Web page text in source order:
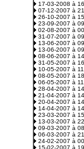
17-03-2008 à
07-12-2007 à
26-10-2007 à
23-09-2007 à
02-08-2007 à
31-07-2007 à
13-06-2007 à
13-06-2007 à
08-06-2007 à
31-05-2007 à
10-05-2007 à
08-05-2007 à
06-05-2007 à
28-04-2007 à
21-04-2007 à
20-04-2007 à
14-04-2007 à
23-03-2007 à
13-03-2007 à
09-03-2007 à
06-03-2007 à
24-02-2007 à
15-02-2007 à